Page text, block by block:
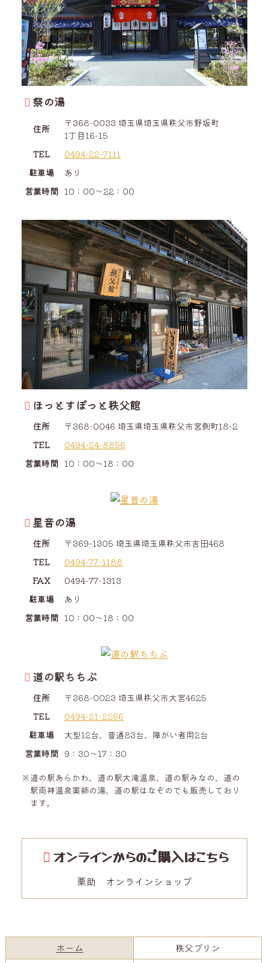
祭の湯
住所 〒368-0033 埼玉県埼玉県秩父市野坂町
1丁目16-15
TEL
0494-22-7111
駐車場
あり
営業時間 10：00～22：00
ほっとすぽっと秩父館
住所 〒368-0046 埼玉県埼玉県秩父市宮側町18-2
TEL
0494-24-8856
営業時間 10：00～18：00
星音の湯
住所 〒369-1305 埼玉県埼玉県秩父市吉田468
TEL
0494-77-1188
FAX
0494-77-1313
駐車場
あり
営業時間 10：00～18：00
道の駅ちちぶ
住所 〒368-0023 埼玉県秩父市大宮4625
TEL
0494-21-2266
駐車場
大型12台、普通83台、障がい者用2台
営業時間 9：30～17：30
※道の駅あらかわ、道の駅大滝温泉、道の駅みなの、道の
駅両神温泉薬師の湯、道の駅はなぞのでも販売しており
ます。
オンラインからのご購入はこちら
栗助 オンラインショップ
ン
の
ホーム現在のページ 秩父プリン